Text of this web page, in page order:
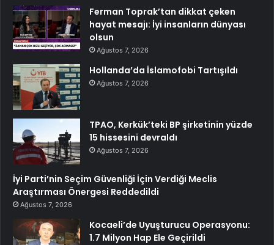
Ferman Toprak’tan dikkat çeken
hayat mesajı: İyi insanların dünyası
olsun
Ağustos 7, 2026
Hollanda’da İslamofobi Tartışıldı
Ağustos 7, 2026
TPAO, Kerkük’teki BP şirketinin yüzde
15 hissesini devraldı
Ağustos 7, 2026
İyi Parti’nin Seçim Güvenliği İçin Verdiği Meclis
Araştırması Önergesi Reddedildi
Ağustos 7, 2026
Kocaeli’de Uyuşturucu Operasyonu:
1.7 Milyon Hap Ele Geçirildi